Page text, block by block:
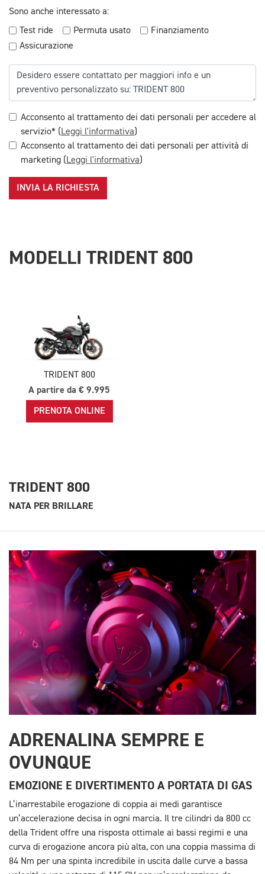
Sono anche interessato a:
Test ride
Permuta usato
Finanziamento
Assicurazione
Acconsento al trattamento dei dati personali per accedere al
servizio* (Leggi l'informativa)
Acconsento al trattamento dei dati personali per attività di
marketing (Leggi l'informativa)
INVIA LA RICHIESTA
MODELLI TRIDENT 800
TRIDENT 800
A partire da € 9.995
PRENOTA ONLINE
TRIDENT 800
NATA PER BRILLARE
ADRENALINA SEMPRE E
OVUNQUE
EMOZIONE E DIVERTIMENTO A PORTATA DI GAS
L’inarrestabile erogazione di coppia ai medi garantisce
un’accelerazione decisa in ogni marcia. Il tre cilindri da 800 cc
della Trident offre una risposta ottimale ai bassi regimi e una
curva di erogazione ancora più alta, con una coppia massima di
84 Nm per una spinta incredibile in uscita dalle curve a bassa